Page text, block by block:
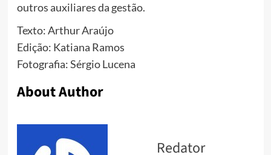
outros auxiliares da gestão.
Texto: Arthur Araújo
Edição: Katiana Ramos
Fotografia: Sérgio Lucena
About Author
Redator